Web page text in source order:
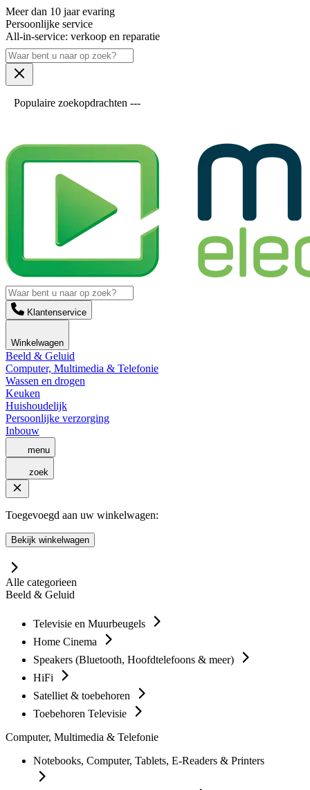
Meer dan 10 jaar evaring
Persoonlijke service
All-in-service: verkoop en reparatie
Populaire zoekopdrachten ---
Klantenservice
Winkelwagen
Beeld & Geluid
Computer, Multimedia & Telefonie
Wassen en drogen
Keuken
Huishoudelijk
Persoonlijke verzorging
Inbouw
menu
zoek
Toegevoegd aan uw winkelwagen:
Bekijk winkelwagen
Alle categorieen
Beeld & Geluid
Televisie en Muurbeugels
Home Cinema
Speakers (Bluetooth, Hoofdtelefoons & meer)
HiFi
Satelliet & toebehoren
Toebehoren Televisie
Computer, Multimedia & Telefonie
Notebooks, Computer, Tablets, E-Readers & Printers